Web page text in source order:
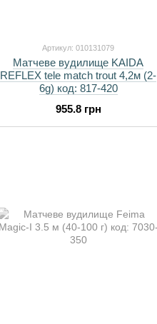
Артикул: 010131079
Матчеве вудилище KAIDA
REFLEX tele match trout 4,2м (2-
6g) код: 817-420
955.8 грн